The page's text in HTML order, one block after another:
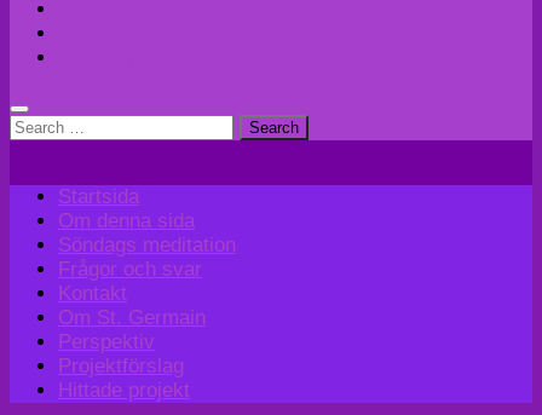
Search
Startsida
Om denna sida
Söndags meditation
Frågor och svar
Kontakt
Om St. Germain
Perspektiv
Projektförslag
Hittade projekt